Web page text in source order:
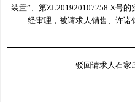
装置”、第ZL201920107258.X号
经审理，被请求人销售、许
驳回请求人石家